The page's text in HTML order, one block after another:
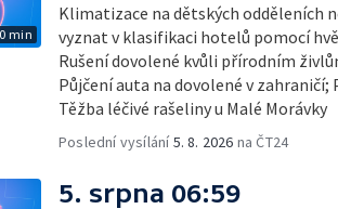
min
Klimatizace na dětských odděleních
vyznat v klasifikaci hotelů pomocí
Rušení dovolené kvůli přírodním
Půjčení auta na dovolené v
Těžba léčivé rašeliny u Malé Morávky
Poslední vysílání5. 8. 2026 na ČT24
5. srpna 06:59